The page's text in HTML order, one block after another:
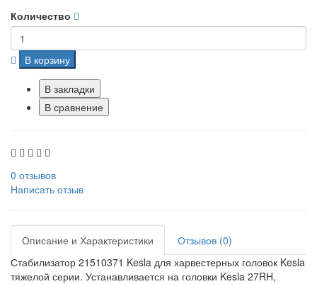
Количество
В корзину
В закладки
В сравнение
0 отзывов
Написать отзыв
Описание и Характеристики
Отзывов (0)
Стабилизатор 21510371 Kesla для харвестерных головок Kesla
тяжелой серии. Устанавливается на головки Kesla 27RH,